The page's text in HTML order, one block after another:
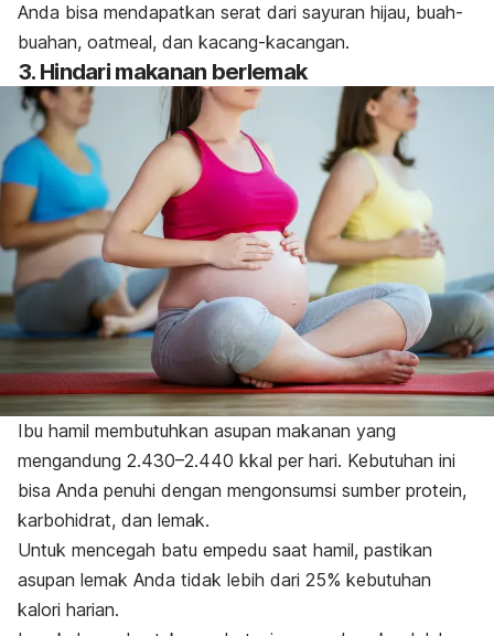
Anda bisa mendapatkan serat dari sayuran hijau, buah-
buahan, oatmeal, dan kacang-kacangan.
3. Hindari makanan berlemak
Ibu hamil membutuhkan asupan makanan yang
mengandung 2.430–2.440 kkal per hari. Kebutuhan ini
bisa Anda penuhi dengan mengonsumsi sumber protein,
karbohidrat, dan lemak.
Untuk mencegah batu empedu saat hamil, pastikan
asupan lemak Anda tidak lebih dari 25% kebutuhan
kalori harian.